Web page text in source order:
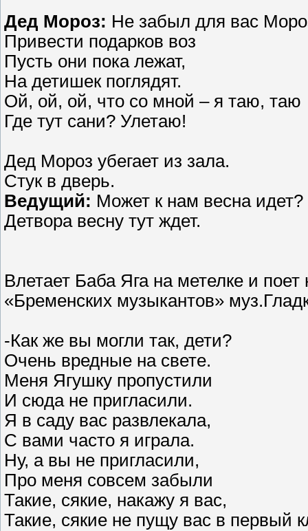
Дед Мороз: Не забыл для вас
Привести подарков воз
Пусть они пока лежат,
На детишек поглядят.
Ой, ой, ой, что со мной – я таю, таю
Где тут сани? Улетаю!
Дед Мороз убегает из зала.
Стук в дверь.
Ведущий: Может к нам весна идет?
Детвора весну тут ждет.
Влетает Баба Яга на метелке и
«Бременских музыкантов»
-Как же вы могли так, дети?
Очень вредные на свете.
Меня Ягушку пропустили
И сюда не пригласили.
Я в саду вас развлекала,
С вами часто я играла.
Ну, а вы не пригласили,
Про меня совсем забыли
Такие, сякие, накажу я вас,
Такие, сякие не пущу вас в первый